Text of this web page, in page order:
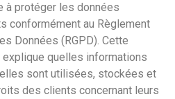
à protéger les données
conformément au Règlement
Données (RGPD). Cette
quelles informations
sont utilisées, stockées et
des clients concernant leurs